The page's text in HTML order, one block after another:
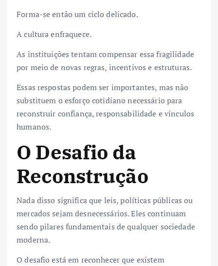
Forma-se então um ciclo delicado.
A cultura enfraquece.
As instituições tentam compensar essa fragilidade
por meio de novas regras, incentivos e estruturas.
Essas respostas podem ser importantes, mas não
substituem o esforço cotidiano necessário para
reconstruir confiança, responsabilidade e vínculos
humanos.
O Desafio da
Reconstrução
Nada disso significa que leis, políticas públicas ou
mercados sejam desnecessários. Eles continuam
sendo pilares fundamentais de qualquer sociedade
moderna.
O desafio está em reconhecer que existem